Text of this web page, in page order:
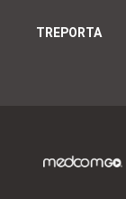
TREPORTA